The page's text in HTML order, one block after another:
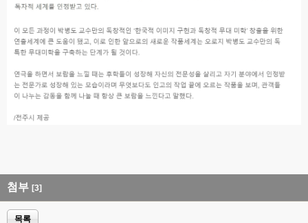
첨부 [3]
목록